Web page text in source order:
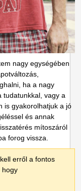
nagy egységében
ha a nagy
tudatunkkal, vagy a
is gyakorolhatjuk a jó
és annak
mítoszáról
forog vissza.
erről a fontos
hogy